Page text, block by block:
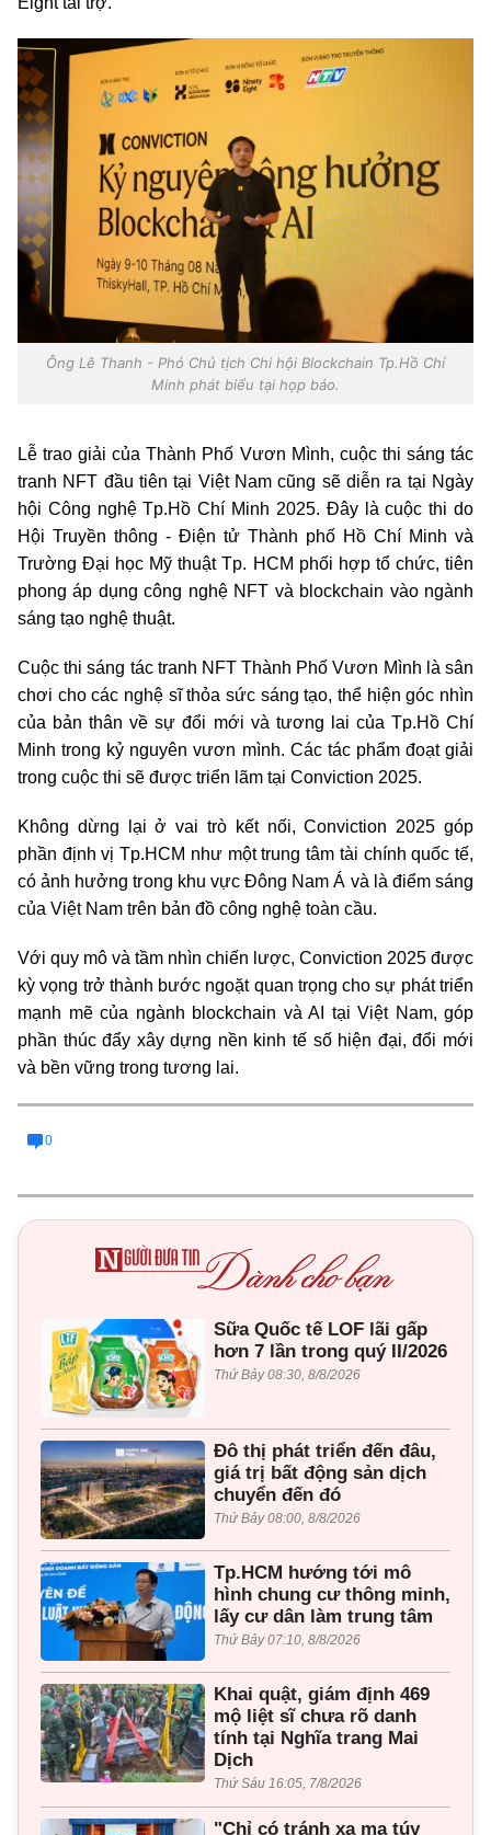
Ông Lê Thanh - Phó Chủ tịch Chi hội Blockchain Tp.Hồ Chí
Minh phát biểu tại họp báo.
Lễ trao giải của Thành Phố Vươn Mình, cuộc thi sáng tác
tranh NFT đầu tiên tại Việt Nam cũng sẽ diễn ra tại Ngày
hội Công nghệ Tp.Hồ Chí Minh 2025. Đây là cuộc thi do
Hội Truyền thông - Điện tử Thành phố Hồ Chí Minh và
Trường Đại học Mỹ thuật Tp. HCM phối hợp tổ chức, tiên
phong áp dụng công nghệ NFT và blockchain vào ngành
sáng tạo nghệ thuật.
Cuộc thi sáng tác tranh NFT Thành Phố Vươn Mình là sân
chơi cho các nghệ sĩ thỏa sức sáng tạo, thể hiện góc nhìn
của bản thân về sự đổi mới và tương lai của Tp.Hồ Chí
Minh trong kỷ nguyên vươn mình. Các tác phẩm đoạt giải
trong cuộc thi sẽ được triển lãm tại Conviction 2025.
Không dừng lại ở vai trò kết nối, Conviction 2025 góp
phần định vị Tp.HCM như một trung tâm tài chính quốc tế,
có ảnh hưởng trong khu vực Đông Nam Á và là điểm sáng
của Việt Nam trên bản đồ công nghệ toàn cầu.
Với quy mô và tầm nhìn chiến lược, Conviction 2025 được
kỳ vọng trở thành bước ngoặt quan trọng cho sự phát triển
mạnh mẽ của ngành blockchain và AI tại Việt Nam, góp
phần thúc đẩy xây dựng nền kinh tế số hiện đại, đổi mới
và bền vững trong tương lai.
0
Sữa Quốc tế LOF lãi gấp
hơn 7 lần trong quý II/2026
Thứ Bảy 08:30, 8/8/2026
Đô thị phát triển đến đâu,
giá trị bất động sản dịch
chuyển đến đó
Thứ Bảy 08:00, 8/8/2026
Tp.HCM hướng tới mô
hình chung cư thông minh,
lấy cư dân làm trung tâm
Thứ Bảy 07:10, 8/8/2026
Khai quật, giám định 469
mộ liệt sĩ chưa rõ danh
tính tại Nghĩa trang Mai
Dịch
Thứ Sáu 16:05, 7/8/2026
"Chỉ có tránh xa ma túy